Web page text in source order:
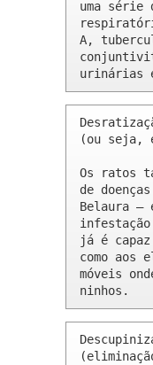
uma série
A,
urinárias
(ou seja,
Os ratos
de
Belaura –
infestação
já é
como aos
móveis
ninhos.